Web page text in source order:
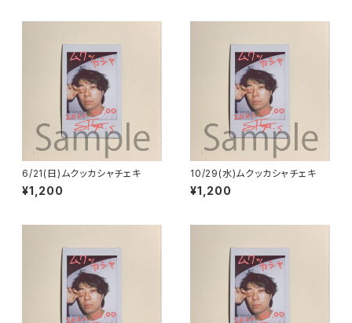
6/21(日)ムクッカシャチェキ
¥1,200
10/29(水)ムクッカシャチェキ
¥1,200